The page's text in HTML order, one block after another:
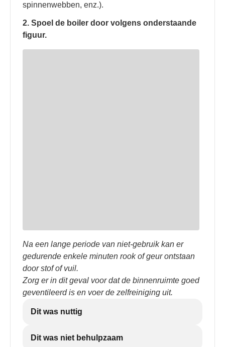
spinnenwebben, enz.).
2. Spoel de boiler door volgens onderstaande
figuur.
Na een lange periode van niet-gebruik kan er
gedurende enkele minuten rook of geur ontstaan
door stof of vuil.
Zorg er in dit geval voor dat de binnenruimte goed
geventileerd is en voer de zelfreiniging uit.
Dit was nuttig
Dit was niet behulpzaam